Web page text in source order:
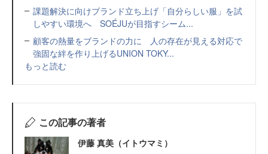
課題解決に向けブランド立ち上げ「自分らしい服」を試
しやすい環境へ SOÉJUが目指すシーム...
顧客の熱量をブランドの力に 人の存在が見える対応で
強固な絆を作り上げるUNION TOKY...
もっと読む
この記事の著者
伊藤 真美（イトウマミ）